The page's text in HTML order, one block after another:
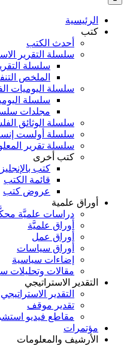
بالنسبة
الرئيسية
كتب
أحدث الكتب
سلسلة التقرير
سلسلة
الملخص
سلسلة اليوميات
سلسلة
مجلدات
سلسلة الوثائق
سلسلة أولست
سلسلة تقرير
كتب أخرى
كتب
قائمة الكتب
عروض كتب
أوراق علمية
دراسات علميَّة
أوراق علميَّة
أوراق عمل
أوراق سياسات
إضاءات سياسية
مقالات وتحليلات
التقدير الاستراتيجي
التقدير الاستراتيجي
تقدير موقف
مقاطع فيديو
مؤتمرات
الأرشيف والمعلومات